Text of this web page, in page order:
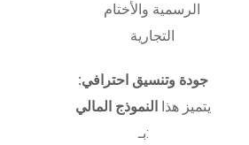
الرسمية والأختام
التجارية
جودة وتنسيق احترافي:
يتميز هذا
النموذج المالي
بـ: